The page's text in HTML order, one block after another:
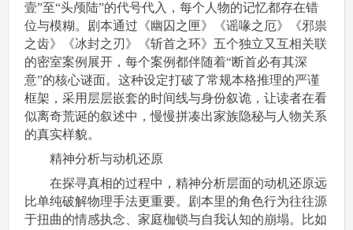
壹”至“头颅陆”的代号代入，每个人物的记忆都存在错
位与模糊。剧本通过《幽囚之匣》《谣喙之厄》《邪祟
之齿》《冰封之刃》《斩首之环》五个独立又互相关联
的密室案例展开，每个案例都伴随着“断首必有其深
意”的核心谜面。这种设定打破了常规本格推理的严谨
框架，采用层层嵌套的时间线与身份叙诡，让读者在看
似离奇荒诞的叙述中，慢慢拼凑出家族隐秘与人物关系
的真实样貌。
精神分析与动机还原
在探寻真相的过程中，精神分析层面的动机还原远
比单纯破解物理手法更重要。剧本里的角色行为往往源
于扭曲的情感执念、家庭枷锁与自我认知的崩塌。比如